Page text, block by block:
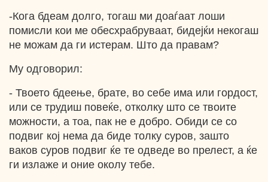
-Кога бдеам долго, тогаш ми доаѓаат лоши
помисли кои ме обесхрабруваат, бидејќи некогаш
не можам да ги истерам. Што да правам?
Му одговорил:
- Твоето бдеење, брате, во себе има или гордост,
или се трудиш повеќе, отколку што се твоите
можности, а тоа, пак не е добро. Обиди се со
подвиг кој нема да биде толку суров, зашто
ваков суров подвиг ќе те одведе во прелест, а ќе
ги излаже и оние околу тебе.